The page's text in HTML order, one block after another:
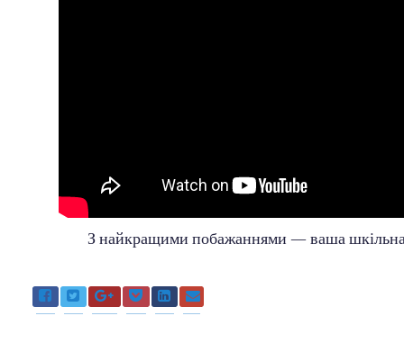
З найкращими побажаннями — ваша